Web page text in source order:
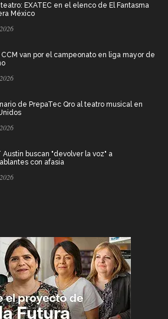
EXATEC en el elenco de El Fantasma
México
van por el campeonato en liga mayor de
de PrepaTec Qro al teatro musical en
Austin buscan "devolver la voz" a
con afasia